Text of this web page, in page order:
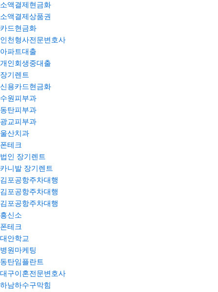
소액결제현금화
소액결제상품권
카드현금화
인천형사전문변호사
아파트대출
개인회생중대출
장기렌트
신용카드현금화
수원피부과
동탄피부과
광교피부과
울산치과
폰테크
법인 장기렌트
카니발 장기렌트
김포공항주차대행
김포공항주차대행
김포공항주차대행
흥신소
폰테크
대안학교
병원마케팅
동탄임플란트
대구이혼전문변호사
하남하수구막힘